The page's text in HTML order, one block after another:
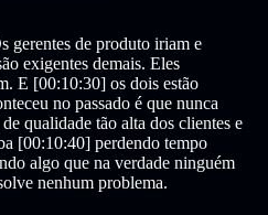
gerentes de produto iriam e
exigentes demais. Eles
E [00:10:30] os dois estão
no passado é que nunca
qualidade tão alta dos clientes e
[00:10:40] perdendo tempo
algo que na verdade ninguém
nenhum problema.